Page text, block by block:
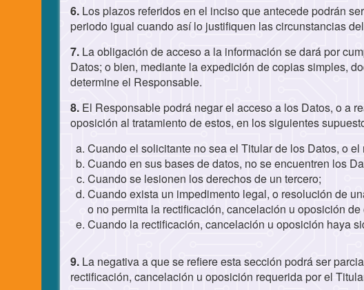
6. Los plazos referidos en el inciso que antecede podrán
periodo igual cuando así lo justifiquen las circunstancias
7. La obligación de acceso a la información se dará por
Datos; o bien, mediante la expedición de copias simples,
determine el Responsable.
8. El Responsable podrá negar el acceso a los Datos, o a
oposición al tratamiento de estos, en los siguientes
Cuando el solicitante no sea el Titular de los Datos, o
Cuando en sus bases de datos, no se encuentren los
Cuando se lesionen los derechos de un tercero;
Cuando exista un impedimento legal, o resolución de
o no permita la rectificación, cancelación u oposición de
Cuando la rectificación, cancelación u oposición haya
9. La negativa a que se refiere esta sección podrá ser
rectificación, cancelación u oposición requerida por el